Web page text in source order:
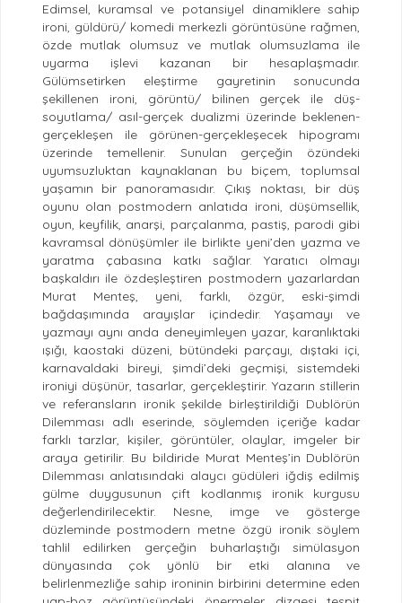
Edimsel, kuramsal ve potansiyel dinamiklere sahip
ironi, güldürü/ komedi merkezli görüntüsüne rağmen,
özde mutlak olumsuz ve mutlak olumsuzlama ile
uyarma işlevi kazanan bir hesaplaşmadır.
Gülümsetirken eleştirme gayretinin sonucunda
şekillenen ironi, görüntü/ bilinen gerçek ile düş-
soyutlama/ asıl-gerçek dualizmi üzerinde beklenen-
gerçekleşen ile görünen-gerçekleşecek hipogramı
üzerinde temellenir. Sunulan gerçeğin özündeki
uyumsuzluktan kaynaklanan bu biçem, toplumsal
yaşamın bir panoramasıdır. Çıkış noktası, bir düş
oyunu olan postmodern anlatıda ironi, düşümsellik,
oyun, keyfilik, anarşi, parçalanma, pastiş, parodi gibi
kavramsal dönüşümler ile birlikte yeni’den yazma ve
yaratma çabasına katkı sağlar. Yaratıcı olmayı
başkaldırı ile özdeşleştiren postmodern yazarlardan
Murat Menteş, yeni, farklı, özgür, eski-şimdi
bağdaşımında arayışlar içindedir. Yaşamayı ve
yazmayı aynı anda deneyimleyen yazar, karanlıktaki
ışığı, kaostaki düzeni, bütündeki parçayı, dıştaki içi,
karnavaldaki bireyi, şimdi’deki geçmişi, sistemdeki
ironiyi düşünür, tasarlar, gerçekleştirir. Yazarın stillerin
ve referansların ironik şekilde birleştirildiği Dublörün
Dilemması adlı eserinde, söylemden içeriğe kadar
farklı tarzlar, kişiler, görüntüler, olaylar, imgeler bir
araya getirilir. Bu bildiride Murat Menteş’in Dublörün
Dilemması anlatısındaki alaycı güdüleri iğdiş edilmiş
gülme duygusunun çift kodlanmış ironik kurgusu
değerlendirilecektir. Nesne, imge ve gösterge
düzleminde postmodern metne özgü ironik söylem
tahlil edilirken gerçeğin buharlaştığı simülasyon
dünyasında çok yönlü bir etki alanına ve
belirlenmezliğe sahip ironinin birbirini determine eden